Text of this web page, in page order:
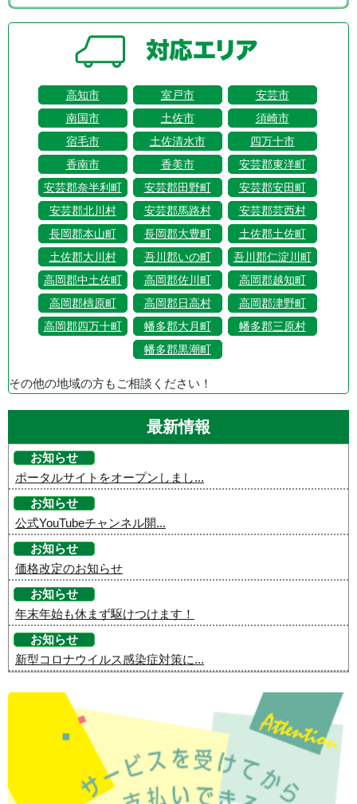
高知市 室戸市
安芸市
南国市
土佐市
須崎市
宿毛市
土佐清水市
四万十市
香南市
香美市
安芸郡東洋町
安芸郡奈半利町
安芸郡田野町
安芸郡安田町
安芸郡北川村
安芸郡馬路村
安芸郡芸西村
長岡郡本山町
長岡郡大豊町
土佐郡土佐町
土佐郡大川村
吾川郡いの町
吾川郡仁淀川町
高岡郡中土佐町
高岡郡佐川町
高岡郡越知町
高岡郡檮原町
高岡郡日高村
高岡郡津野町
高岡郡四万十町
幡多郡大月町
幡多郡三原村
幡多郡黒潮町
その他の地域の方もご相談ください！
最新情報
お知らせ
ポータルサイトをオープンしまし...
お知らせ
公式YouTubeチャンネル開...
お知らせ
価格改定のお知らせ
お知らせ
年末年始も休まず駆けつけます！
お知らせ
新型コロナウイルス感染症対策に...